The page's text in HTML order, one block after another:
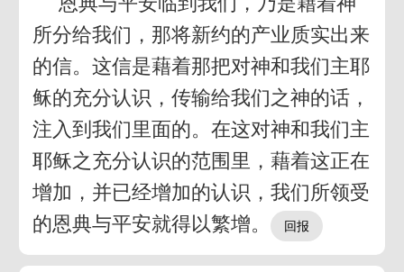
所分给我们，那将新约的产业质实出来
的信。这信是藉着那把对神和我们主耶
稣的充分认识，传输给我们之神的话，
注入到我们里面的。在这对神和我们主
耶稣之充分认识的范围里，藉着这正在
增加，并已经增加的认识，我们所领受
的恩典与平安就得以繁增。